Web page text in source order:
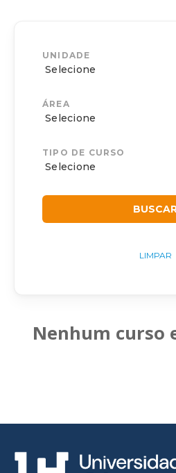
Nenhum curso
UNIDADE
ÁREA
TIPO DE CURSO
LIMPAR